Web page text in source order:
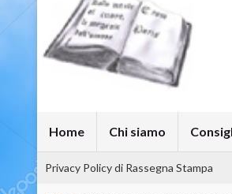
Home Chi siamo
Privacy Policy di Rassegna Stampa